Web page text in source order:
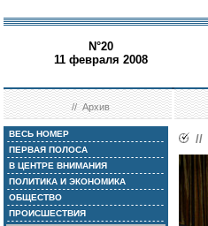
N°20
11 февраля 2008
//Архив
ВЕСЬ НОМЕР
ПЕРВАЯ ПОЛОСА
В ЦЕНТРЕ ВНИМАНИЯ
ПОЛИТИКА И ЭКОНОМИКА
ОБЩЕСТВО
ПРОИСШЕСТВИЯ
//